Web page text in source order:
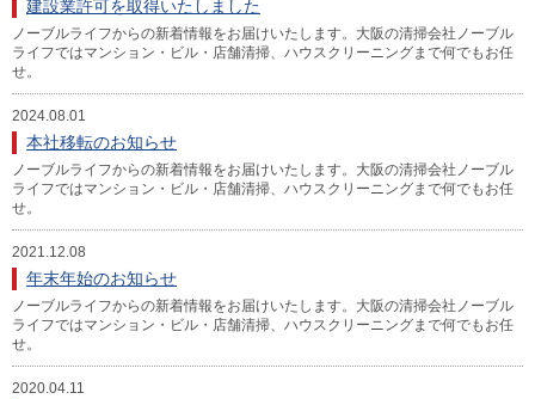
建設業許可を取得いたしました
ノーブルライフからの新着情報をお届けいたします。大阪の清掃会社ノーブル
ライフではマンション・ビル・店舗清掃、ハウスクリーニングまで何でもお任
せ。
2024.08.01
本社移転のお知らせ
ノーブルライフからの新着情報をお届けいたします。大阪の清掃会社ノーブル
ライフではマンション・ビル・店舗清掃、ハウスクリーニングまで何でもお任
せ。
2021.12.08
年末年始のお知らせ
ノーブルライフからの新着情報をお届けいたします。大阪の清掃会社ノーブル
ライフではマンション・ビル・店舗清掃、ハウスクリーニングまで何でもお任
せ。
2020.04.11